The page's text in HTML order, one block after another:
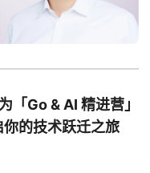
「Go & AI 精进营」
的技术跃迁之旅